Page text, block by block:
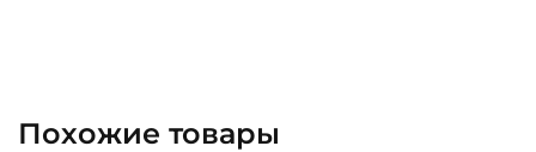
Похожие товары